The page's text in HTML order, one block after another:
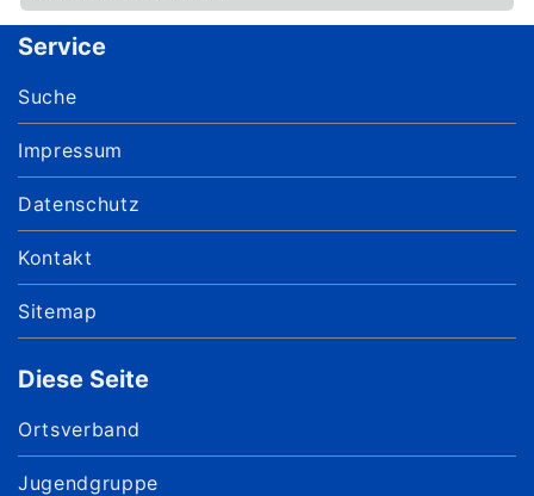
Service
Suche
Impressum
Datenschutz
Kontakt
Sitemap
Diese Seite
Ortsverband
Jugendgruppe